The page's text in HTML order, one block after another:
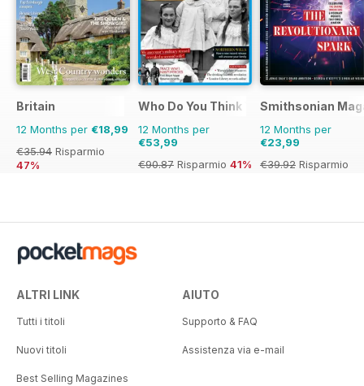
Britain
12 Months per €18,99
€35.94 Risparmio
47%
Who Do You Think You Are?
12 Months per
€53,99
€90.87 Risparmio 41%
Smithsonian
12 Months per
€23,99
€39.92 Risparmio
ALTRI LINK
Tutti i titoli
Nuovi titoli
Best Selling Magazines
AIUTO
Supporto & FAQ
Assistenza via e-mail